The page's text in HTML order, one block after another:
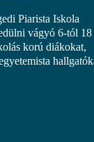
Piarista Iskola
vágyó 6-tól 18
korú diákokat,